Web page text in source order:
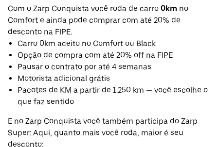
Com o Zarp Conquista você roda de carro 0km no
Comfort e ainda pode comprar com até 20% de
desconto na FIPE.
Carro 0km aceito no Comfort ou Black
Opção de compra com até 20% off na FIPE
Pausar o contrato por até 4 semanas
Motorista adicional grátis
Pacotes de KM a partir de 1.250 km — você escolhe o
que faz sentido
E no Zarp Conquista você também participa do Zarp
Super: Aqui, quanto mais você roda, maior é seu
desconto: